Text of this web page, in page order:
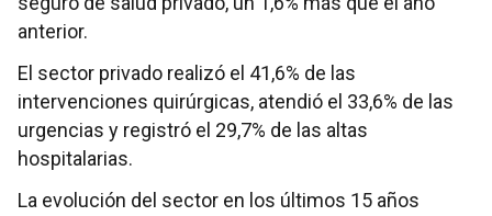
anterior.
El sector privado realizó el 41,6% de las
intervenciones quirúrgicas, atendió el 33,6% de las
urgencias y registró el 29,7% de las altas
hospitalarias.
La evolución del sector en los últimos 15 años